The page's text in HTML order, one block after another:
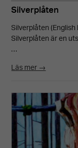
Silverplåten
Silverplåten
Silverplåten är en
…
Läs mer →